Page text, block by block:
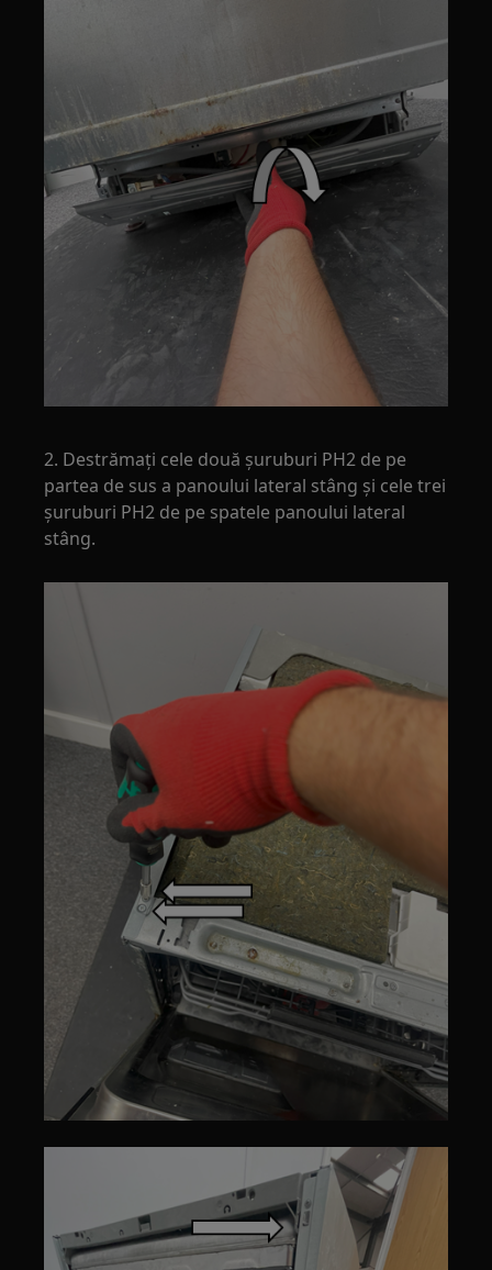
2. Destrămați cele două șuruburi PH2 de pe
partea de sus a panoului lateral stâng și cele trei
șuruburi PH2 de pe spatele panoului lateral
stâng.